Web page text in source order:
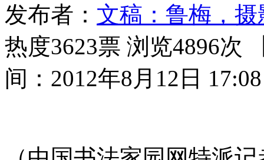
发布者： 文稿：鲁梅，
热度3623票 浏览4896次
间：2012年8月12日 17:08